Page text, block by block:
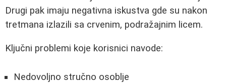
Drugi pak imaju negativna iskustva gde su nakon
tretmana izlazili sa crvenim, podražajnim licem.
Ključni problemi koje korisnici navode:
Nedovoljno stručno osoblje